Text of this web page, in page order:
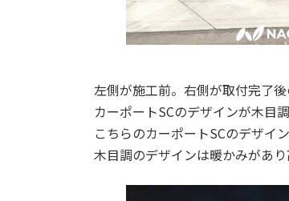
左側が施工前。右側が取付完了後
カーポートSCのデザインが木目
こちらのカーポートSCのデザイ
木目調のデザインは暖かみがあ